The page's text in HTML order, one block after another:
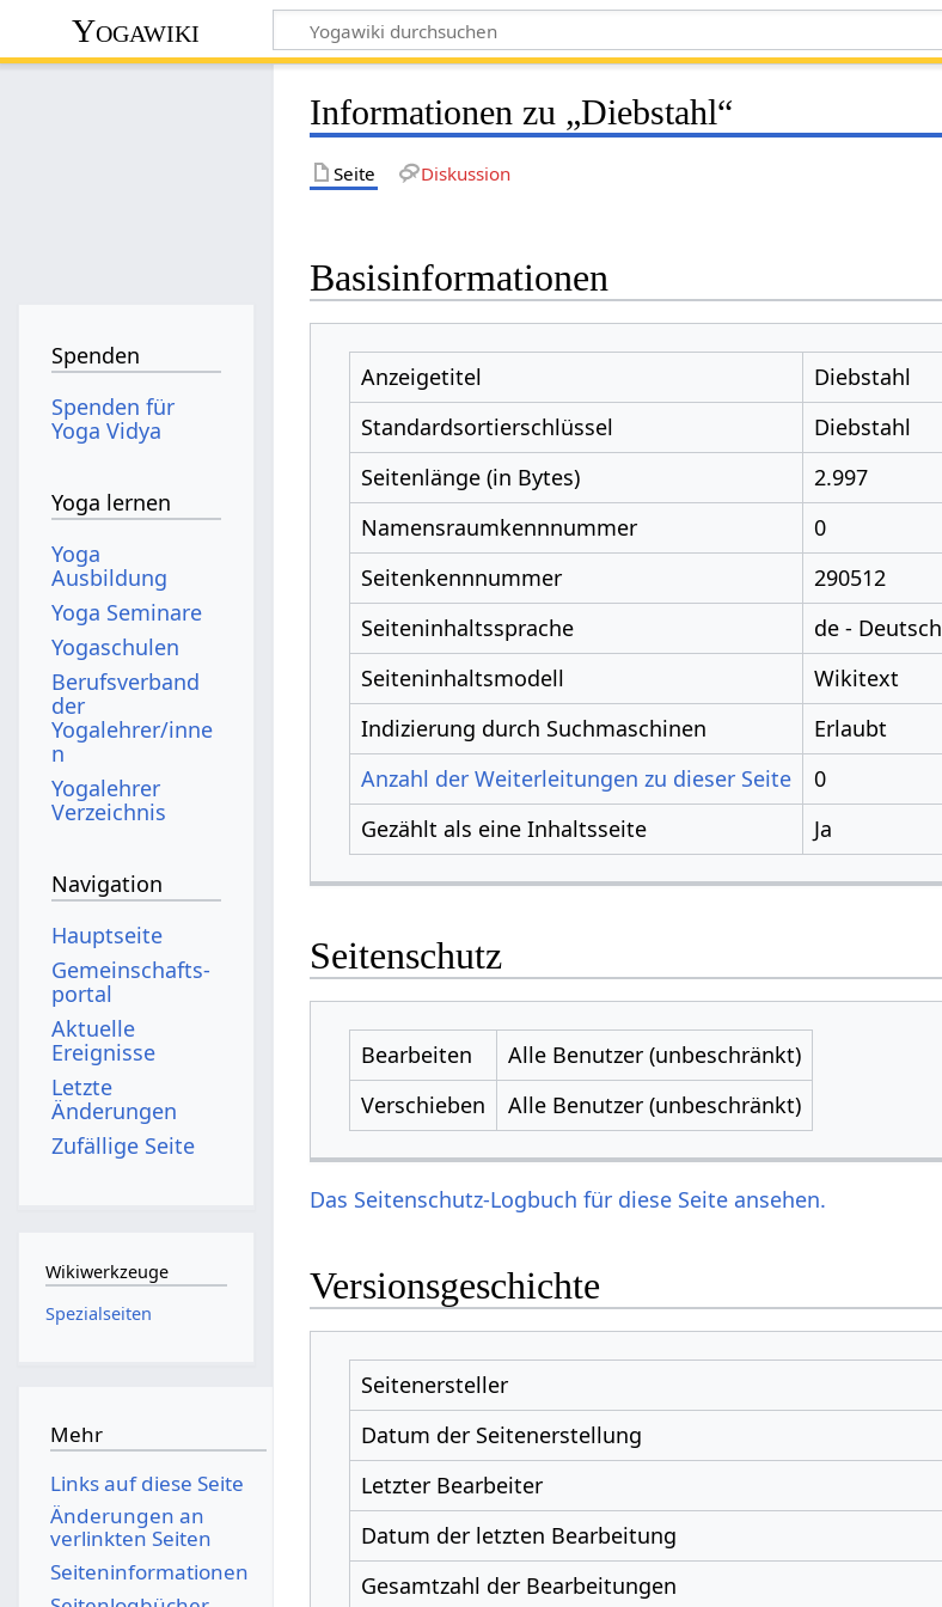
Yogawiki
Informationen zu „Diebstahl“
Seite Diskussion
Basisinformationen
Anzeigetitel
Diebstahl
Standardsortierschlüssel
Diebstahl
Seitenlänge (in Bytes)
2.997
Namensraumkennnummer
0
Seitenkennnummer
290512
Seiteninhaltssprache
de - Deutsch
Seiteninhaltsmodell
Wikitext
Indizierung durch Suchmaschinen
Erlaubt
Anzahl der Weiterleitungen zu dieser Seite
0
Gezählt als eine Inhaltsseite
Ja
Seitenschutz
Bearbeiten
Alle Benutzer (unbeschränkt)
Verschieben
Alle Benutzer (unbeschränkt)
Das Seitenschutz-Logbuch für diese Seite ansehen.
Versionsgeschichte
Seitenersteller
Datum der Seitenerstellung
Letzter Bearbeiter
Datum der letzten Bearbeitung
Gesamtzahl der Bearbeitungen
Spenden
Spenden für
Yoga Vidya
Yoga lernen
Yoga
Ausbildung
Yoga Seminare
Yogaschulen
Berufsverband
der
Yogalehrer/inne
n
Yogalehrer
Verzeichnis
Navigation
Hauptseite
Gemeinschafts­
portal
Aktuelle
Ereignisse
Letzte
Änderungen
Zufällige Seite
Wikiwerkzeuge
Spezialseiten
Mehr
Links auf diese Seite
Änderungen an
verlinkten Seiten
Seiten­­informationen